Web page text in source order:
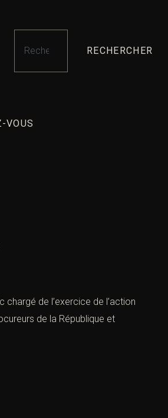
RECHERCHER
VOUS
de l’exercice de l’action
de la République et